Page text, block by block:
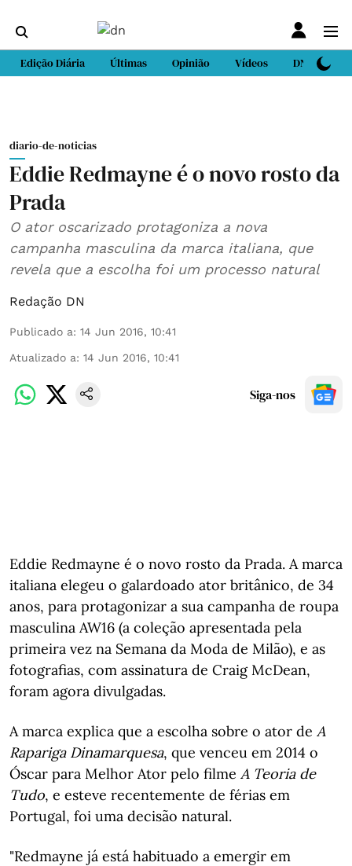
Edição Diária Últimas Opinião Vídeos DN Sport
diario-de-noticias
Eddie Redmayne é o novo rosto da
Prada
O ator oscarizado protagoniza a nova
campanha masculina da marca italiana, que
revela que a escolha foi um processo natural
Redação DN
Publicado a: 14 Jun 2016, 10:41
Atualizado a: 14 Jun 2016, 10:41
Siga-nos
Eddie Redmayne é o novo rosto da Prada. A marca
italiana elegeu o galardoado ator britânico, de 34
anos, para protagonizar a sua campanha de roupa
masculina AW16 (a coleção apresentada pela
primeira vez na Semana da Moda de Milão), e as
fotografias, com assinatura de Craig McDean,
foram agora divulgadas.
A marca explica que a escolha sobre o ator de A
Rapariga Dinamarquesa, que venceu em 2014 o
Óscar para Melhor Ator pelo filme A Teoria de
Tudo, e esteve recentemente de férias em
Portugal, foi uma decisão natural.
"Redmayne já está habituado a emergir em